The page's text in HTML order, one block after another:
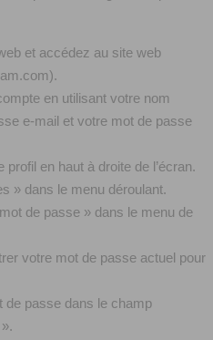
et accédez au site web
en utilisant votre nom
e-mail et votre mot de passe
en haut à droite de l’écran.
» dans le menu déroulant.
de passe » dans le menu de
votre mot de passe actuel pour
de passe dans le champ